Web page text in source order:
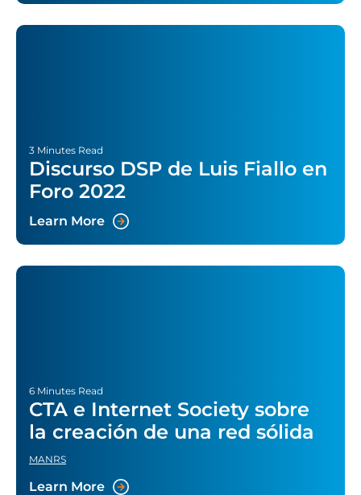
3 Minutes Read
Discurso DSP de Luis Fiallo en
Foro 2022
Learn More
6 Minutes Read
CTA e Internet Society sobre
la creación de una red sólida
MANRS
Learn More